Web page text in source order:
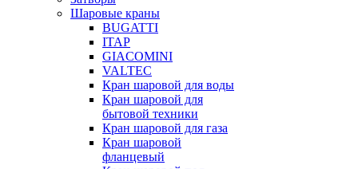
Шаровые краны
BUGATTI
ITAP
GIACOMINI
VALTEC
Кран шаровой для воды
Кран шаровой для
бытовой техники
Кран шаровой для газа
Кран шаровой
фланцевый